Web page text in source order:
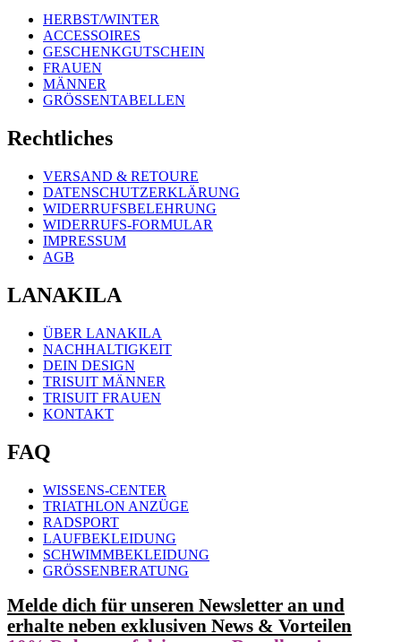
HERBST/WINTER
ACCESSOIRES
GESCHENKGUTSCHEIN
FRAUEN
MÄNNER
GRÖSSENTABELLEN
Rechtliches
VERSAND & RETOURE
DATENSCHUTZERKLÄRUNG
WIDERRUFSBELEHRUNG
WIDERRUFS-FORMULAR
IMPRESSUM
AGB
LANAKILA
ÜBER LANAKILA
NACHHALTIGKEIT
DEIN DESIGN
TRISUIT MÄNNER
TRISUIT FRAUEN
KONTAKT
FAQ
WISSENS-CENTER
TRIATHLON ANZÜGE
RADSPORT
LAUFBEKLEIDUNG
SCHWIMMBEKLEIDUNG
GRÖSSENBERATUNG
Melde dich für unseren Newsletter an und
erhalte neben exklusiven News & Vorteilen